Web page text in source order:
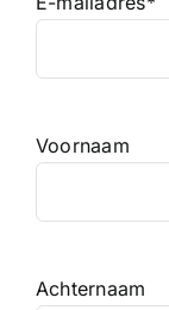
Voornaam
Achternaam